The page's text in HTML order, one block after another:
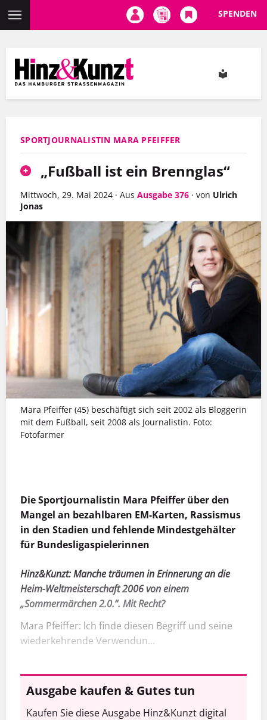
Inhalt
SPENDEN
SPORTJOURNALISTIN MARA PFEIFFER
„Fußball ist ein Brennglas“
Mittwoch, 29. Mai 2024 · Aus Ausgabe 376 · von Ulrich
Jonas
Mara Pfeiffer (45) beschäftigt sich seit 2002 als Bloggerin
mit dem Fußball, seit 2008 als Journalistin. Foto:
Fotofarmer
Die Sportjournalistin Mara Pfeiffer über den
Mangel an bezahlbaren EM-Karten, Rassismus
in den Stadien und fehlende Mindestgehälter
für Bundesligaspielerinnen
Hinz&Kunzt:Manche träumen in Erinnerung an die
Heim-Weltmeisterschaft 2006 von einem
„Sommermärchen 2.0.“. Mit Recht?
Mara Pfeiffer: lch finde diesen Begriff und seine
wiederkehrende Verwendun...
Ausgabe kaufen & Gutes tun
Kaufen Sie diese Ausgabe Hinz&Kunzt digital